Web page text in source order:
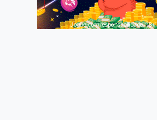
Jogue com responsabilidade. 18+